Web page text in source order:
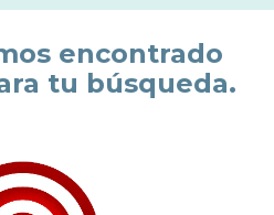
Aire Libre
3 plazos sin intereses
encontrado
tu búsqueda.